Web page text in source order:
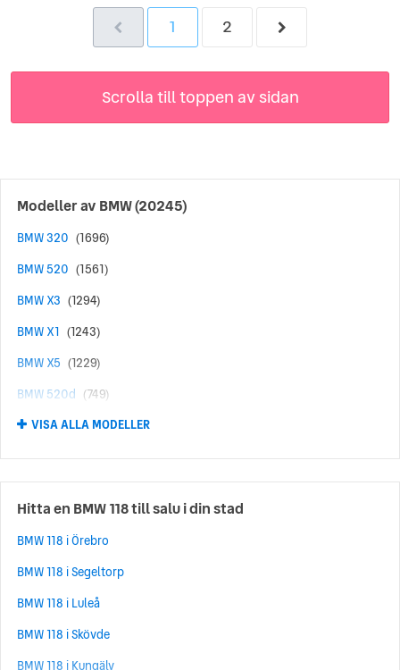
1 2
Scrolla till toppen av sidan
Modeller av BMW(20245)
BMW 320 (1696)
BMW 520 (1561)
BMW X3 (1294)
BMW X1 (1243)
BMW X5 (1229)
BMW 520d (749)
BMW 330e (655)
BMW 120 (654)
BMW 530e (621)
BMW 530 (569)
BMW 118 (456)
BMW 320D (456)
BMW i4 (370)
BMW X6 (341)
VISA ALLA MODELLER
Hitta en BMW 118 till salu i din stad
BMW 118 i Örebro
BMW 118 i Segeltorp
BMW 118 i Luleå
BMW 118 i Skövde
BMW 118 i Kungälv